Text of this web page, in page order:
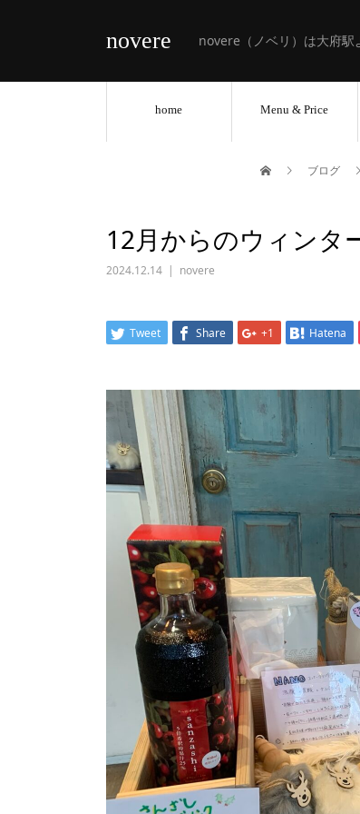
novere novere（ノベリ）は大府駅
home Menu & Price
ブログ
12月からのウィンタ
2024.12.14 novere
Tweet Share +1 Hatena